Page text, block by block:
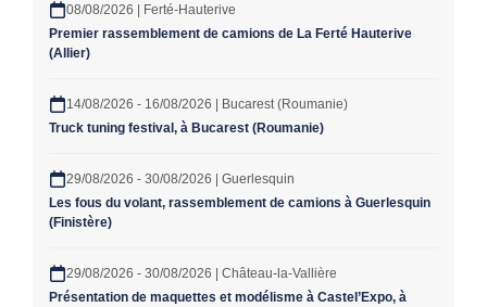
08/08/2026 | Ferté-Hauterive
Premier rassemblement de camions de La Ferté Hauterive
(Allier)
14/08/2026 - 16/08/2026 | Bucarest (Roumanie)
Truck tuning festival, à Bucarest (Roumanie)
29/08/2026 - 30/08/2026 | Guerlesquin
Les fous du volant, rassemblement de camions à Guerlesquin
(Finistère)
29/08/2026 - 30/08/2026 | Château-la-Vallière
Présentation de maquettes et modélisme à Castel’Expo, à